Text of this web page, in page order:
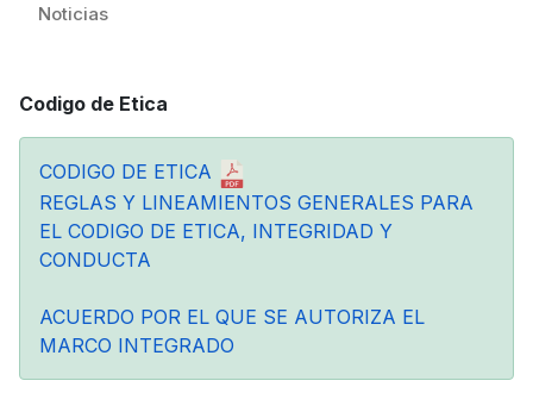
Noticias
Codigo de Etica
CODIGO DE ETICA
REGLAS Y LINEAMIENTOS GENERALES PARA
EL CODIGO DE ETICA, INTEGRIDAD Y
CONDUCTA
ACUERDO POR EL QUE SE AUTORIZA EL
MARCO INTEGRADO